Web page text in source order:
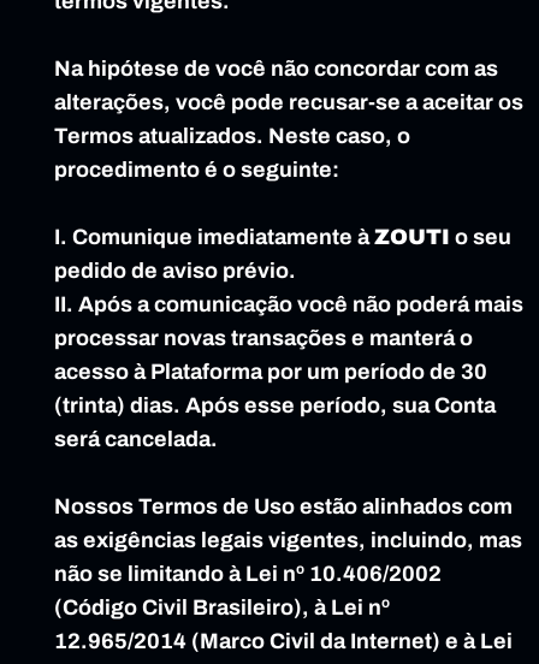
Na hipótese de você não concordar com as
alterações, você pode recusar-se a aceitar os
Termos atualizados. Neste caso, o
procedimento é o seguinte:
I. Comunique imediatamente à ZOUTI o seu
pedido de aviso prévio.
II. Após a comunicação você não poderá mais
processar novas transações e manterá o
acesso à Plataforma por um período de 30
(trinta) dias. Após esse período, sua Conta
será cancelada.
Nossos Termos de Uso estão alinhados com
as exigências legais vigentes, incluindo, mas
não se limitando à Lei nº 10.406/2002
(Código Civil Brasileiro), à Lei nº
12.965/2014 (Marco Civil da Internet) e à Lei